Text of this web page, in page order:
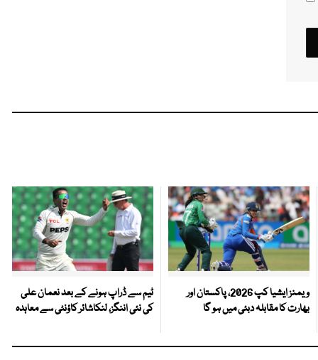
ویمنز ایشیا کپ 2026، پاکستان اور
بھارت کا مقابلہ دبئی میں ہو گا
ٹیم سے ڈراپ ہونے کے بعد نعمان علی
کی نئی اننگز، لنکاشائر کاؤنٹی سے معاہدہ